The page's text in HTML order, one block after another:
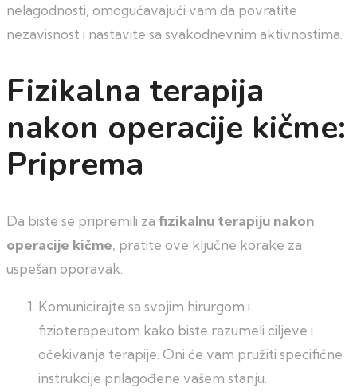
nelagodnosti, omogućavajući vam da povratite
nezavisnost i nastavite sa svakodnevnim aktivnostima.
Fizikalna terapija
nakon operacije kičme:
Priprema
Da biste se pripremili za fizikalnu terapiju nakon
operacije kičme, pratite ove ključne korake za
uspešan oporavak.
Komunicirajte sa svojim hirurgom i
fizioterapeutom kako biste razumeli ciljeve i
očekivanja terapije. Oni će vam pružiti specifične
instrukcije prilagođene vašem stanju.